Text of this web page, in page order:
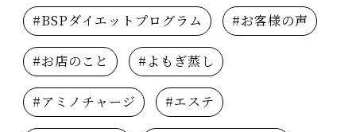
#BSPダイエットプログラム #お客様の声
#お店のこと #よもぎ蒸し
#アミノチャージ #エステ